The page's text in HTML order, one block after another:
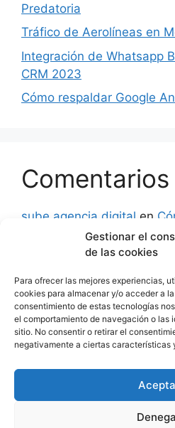
Gestionar el
de las cookies
Para ofrecer las mejores experiencias,
cookies para almacenar y/o acceder a
consentimiento de estas tecnologías
el comportamiento de navegación o las
sitio. No consentir o retirar el
negativamente a ciertas características
Predatoria
Tráfico de Aerolíneas en
Integración de Whatsapp
CRM 2023
Cómo respaldar Google
sube agencia digital en
Rápida
AbelenCursos de
al buscar una escuela.